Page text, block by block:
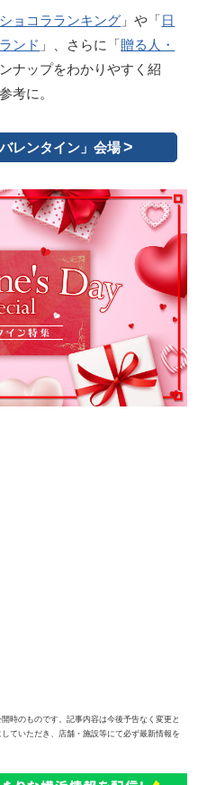
ョコラランキング 」や「日
ンド 」、さらに「贈る人・
ナップをわかりやすく紹
考に。
レンタイン」会場
時のものです。記事内容は今後予告なく変更と
ていただき、店舗・施設等にて必ず最新情報を